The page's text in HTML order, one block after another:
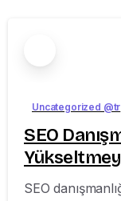
Uncategorized @tr
SEO
SEO